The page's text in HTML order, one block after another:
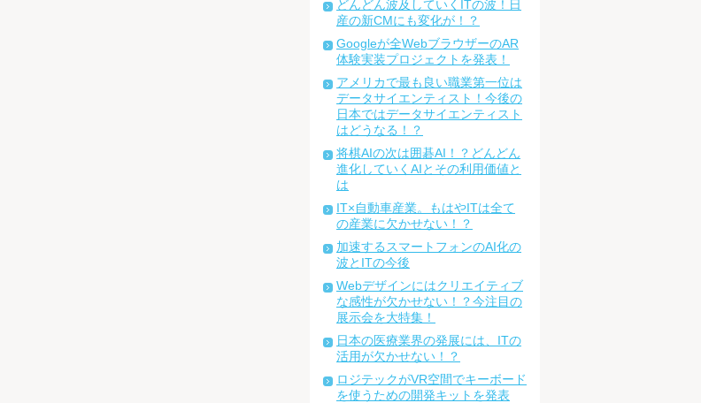
どんどん波及していくITの波！日
産の新CMにも変化が！？
Googleが全WebブラウザーのAR
体験実装プロジェクトを発表！
アメリカで最も良い職業第一位は
データサイエンティスト！今後の
日本ではデータサイエンティスト
はどうなる！？
将棋AIの次は囲碁AI！？どんどん
進化していくAIとその利用価値と
は
IT×自動車産業。もはやITは全て
の産業に欠かせない！？
加速するスマートフォンのAI化の
波とITの今後
Webデザインにはクリエイティブ
な感性が欠かせない！？今注目の
展示会を大特集！
日本の医療業界の発展には、ITの
活用が欠かせない！？
ロジテックがVR空間でキーボード
を使うための開発キットを発表